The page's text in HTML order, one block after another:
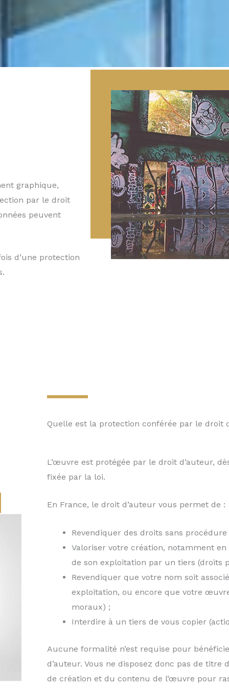
graphique,
par le droit
peuvent
d’une protection
Quelle est la protection conférée par le droit
L’œuvre est protégée par le droit d’auteur,
fixée par la loi.
En France, le droit d’auteur vous permet de :
Revendiquer des droits sans
Valoriser votre création, notamment
de son exploitation par un tiers (droits
Revendiquer que votre nom soit
exploitation, ou encore que votre
moraux) ;
Interdire à un tiers de vous copier
Aucune formalité n’est requise pour
d’auteur. Vous ne disposez donc pas de
de création et du contenu de l’œuvre pour